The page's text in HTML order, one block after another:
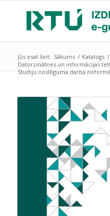
Jūs esat šeit: Sākums / Katalogs /
Datorzinātnes un informācijas
Studiju noslēguma darba